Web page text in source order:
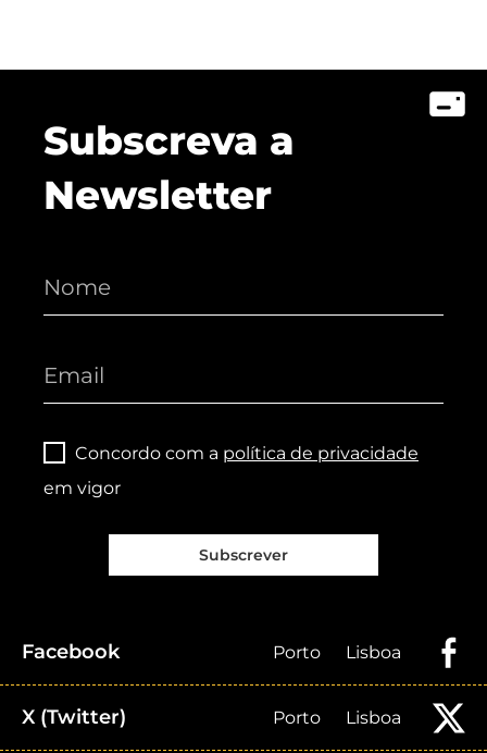
Subscreva a
Newsletter
Concordo com a política de privacidade
em vigor
Subscrever
Facebook Porto Lisboa
X (Twitter) Porto Lisboa